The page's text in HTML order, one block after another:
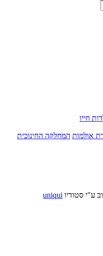
חייו
אולמות המחלקה החינוכית
ע"י סטודיו uniqui